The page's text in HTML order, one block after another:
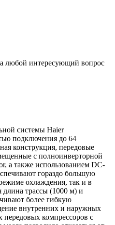
любой интересующий вопрос
системы Haier
подключения до 64
конструкция, передовые
с полноинверторной
а также использованием DC-
гораздо большую
охлаждения, так и в
длина трассы (1000 м) и
более гибкую
внутренних и наружных
передовых компрессоров с